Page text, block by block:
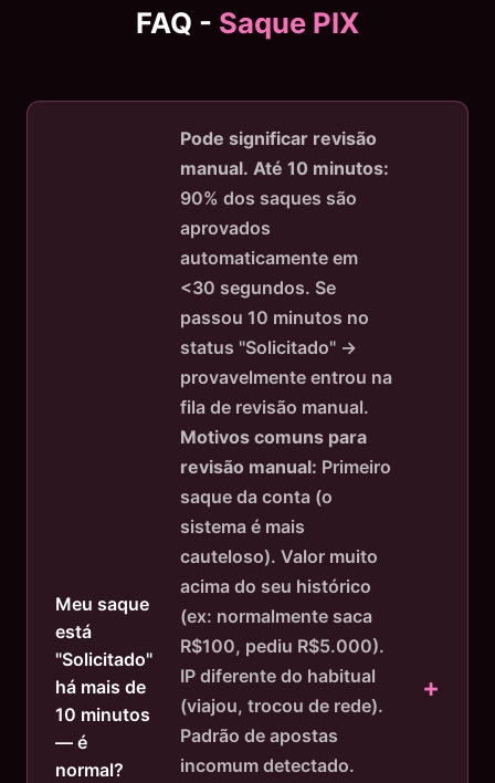
FAQ - Saque PIX
Meu saque
está
"Solicitado"
há mais de
10 minutos
— é
normal?
Pode significar revisão
manual. Até 10 minutos:
90% dos saques são
aprovados
automaticamente em
<30 segundos. Se
passou 10 minutos no
status "Solicitado" →
provavelmente entrou na
fila de revisão manual.
Motivos comuns para
revisão manual: Primeiro
saque da conta (o
sistema é mais
cauteloso). Valor muito
acima do seu histórico
(ex: normalmente saca
R$100, pediu R$5.000).
IP diferente do habitual
(viajou, trocou de rede).
Padrão de apostas
incomum detectado.